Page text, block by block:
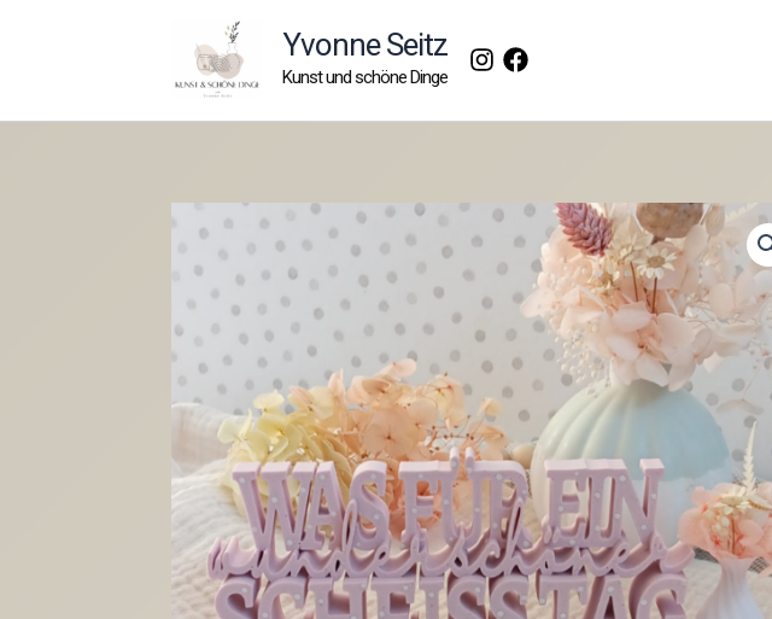
Yvonne Seitz
Kunst und schöne Dinge